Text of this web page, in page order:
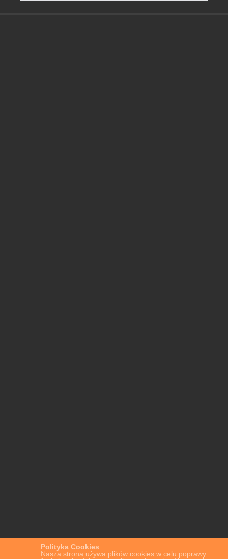
Polityka Cookies
Nasza strona używa plików cookies w celu poprawy